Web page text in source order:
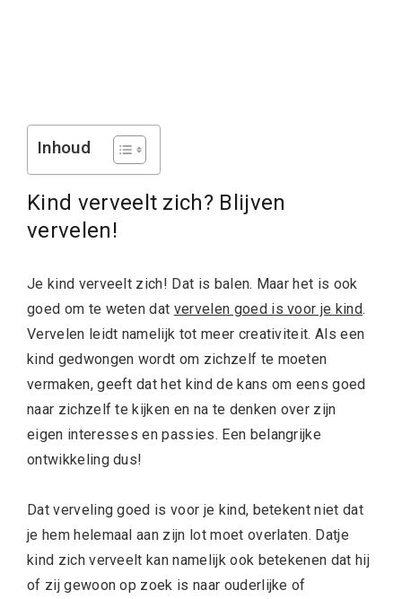
Inhoud
Kind verveelt zich? Blijven
vervelen!
Je kind verveelt zich! Dat is balen. Maar het is ook
goed om te weten dat vervelen goed is voor je kind.
Vervelen leidt namelijk tot meer creativiteit. Als een
kind gedwongen wordt om zichzelf te moeten
vermaken, geeft dat het kind de kans om eens goed
naar zichzelf te kijken en na te denken over zijn
eigen interesses en passies. Een belangrijke
ontwikkeling dus!
Dat verveling goed is voor je kind, betekent niet dat
je hem helemaal aan zijn lot moet overlaten. Datje
kind zich verveelt kan namelijk ook betekenen dat hij
of zij gewoon op zoek is naar ouderlijke of